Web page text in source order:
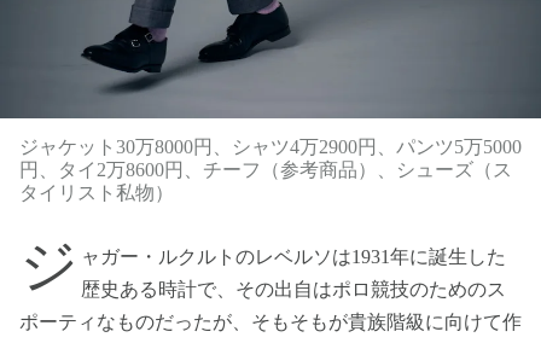
ジャケット30万8000円、シャツ4万2900円、パンツ5万5000
円、タイ2万8600円、チーフ（参考商品）、シューズ（ス
タイリスト私物）
ジ ャガー・ルクルトのレベルソは1931年に誕生した
歴史ある時計で、その出自はポロ競技のためのス
ポーティなものだったが、そもそもが貴族階級に向けて作